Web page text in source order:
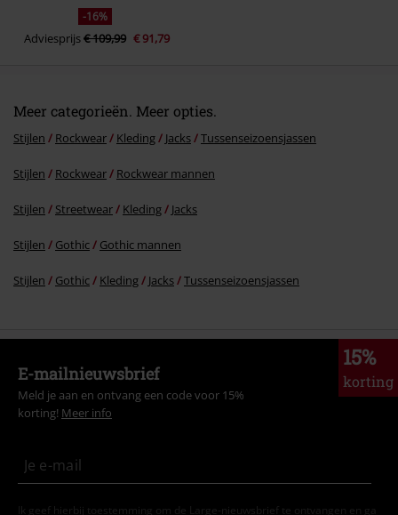
-16%
Adviesprijs€ 109,99 € 91,79
Meer categorieën. Meer opties.
Stijlen Rockwear Kleding Jacks Tussenseizoensjassen
Stijlen Rockwear Rockwear mannen
Stijlen Streetwear Kleding Jacks
Stijlen Gothic Gothic mannen
Stijlen Gothic Kleding Jacks Tussenseizoensjassen
15%
korting
E-mailnieuwsbrief
Meld je aan en ontvang een code voor 15%
korting! Meer info
Ik geef hierbij toestemming om de Large-nieuwsbrief te ontvangen en ga